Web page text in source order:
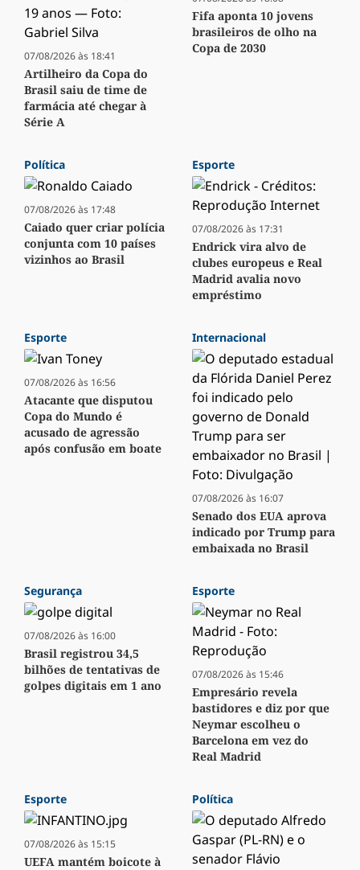
07/08/2026 às 18:41
Artilheiro da Copa do
Brasil saiu de time de
farmácia até chegar à
Série A
Fifa aponta 10 jovens
brasileiros de olho na
Copa de 2030
Política
07/08/2026 às 17:48
Caiado quer criar polícia
conjunta com 10 países
vizinhos ao Brasil
Esporte
07/08/2026 às 17:31
Endrick vira alvo de
clubes europeus e Real
Madrid avalia novo
empréstimo
Esporte
07/08/2026 às 16:56
Atacante que disputou
Copa do Mundo é
acusado de agressão
após confusão em boate
Internacional
07/08/2026 às 16:07
Senado dos EUA aprova
indicado por Trump para
embaixada no Brasil
Segurança
07/08/2026 às 16:00
Brasil registrou 34,5
bilhões de tentativas de
golpes digitais em 1 ano
Esporte
07/08/2026 às 15:46
Empresário revela
bastidores e diz por que
Neymar escolheu o
Barcelona em vez do
Real Madrid
Esporte
07/08/2026 às 15:15
UEFA mantém boicote à
Política